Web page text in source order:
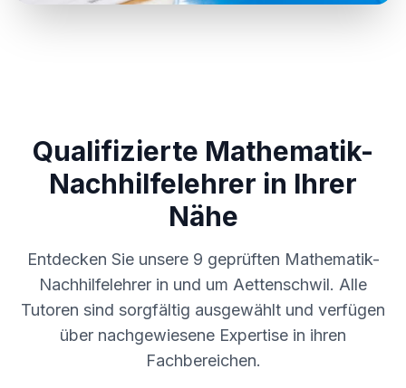
Qualifizierte Mathematik-
Nachhilfelehrer in Ihrer
Nähe
Entdecken Sie unsere 9 geprüften Mathematik-
Nachhilfelehrer in und um Aettenschwil. Alle
Tutoren sind sorgfältig ausgewählt und verfügen
über nachgewiesene Expertise in ihren
Fachbereichen.